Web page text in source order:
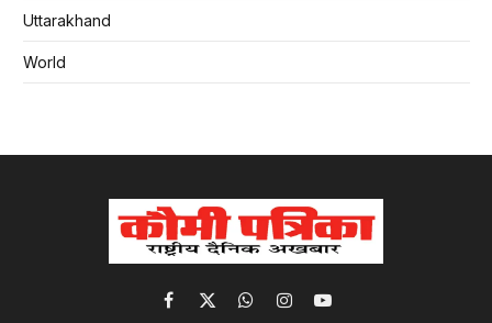
Uttarakhand
World
Facebook
X
WhatsApp
InstagramYouTube